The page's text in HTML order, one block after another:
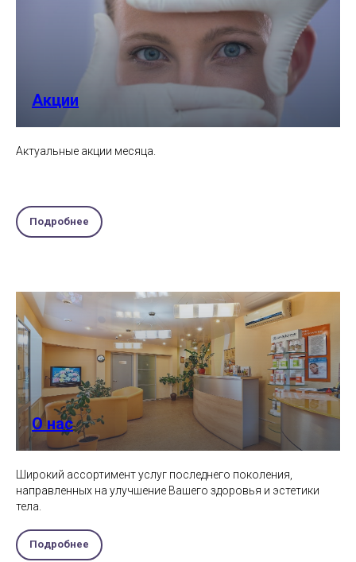
Акции
Актуальные акции месяца.
Подробнее
О нас
Широкий ассортимент услуг последнего поколения,
направленных на улучшение Вашего здоровья и эстетики
тела.
Подробнее